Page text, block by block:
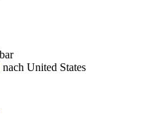
nach United States